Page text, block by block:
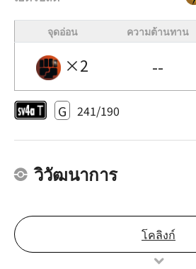
จุดอ่อน ความต้านทาน
×2 --
G 241/190
วิวัฒนาการ
โคลิงก์